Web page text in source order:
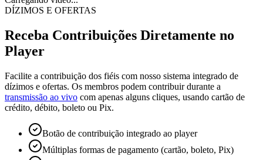
DÍZIMOS E OFERTAS
Receba Contribuições Diretamente no
Player
Facilite a contribuição dos fiéis com nosso sistema integrado de
dízimos e ofertas. Os membros podem contribuir durante a
transmissão ao vivo com apenas alguns cliques, usando cartão de
crédito, débito, boleto ou Pix.
Botão de contribuição integrado ao player
Múltiplas formas de pagamento (cartão, boleto, Pix)